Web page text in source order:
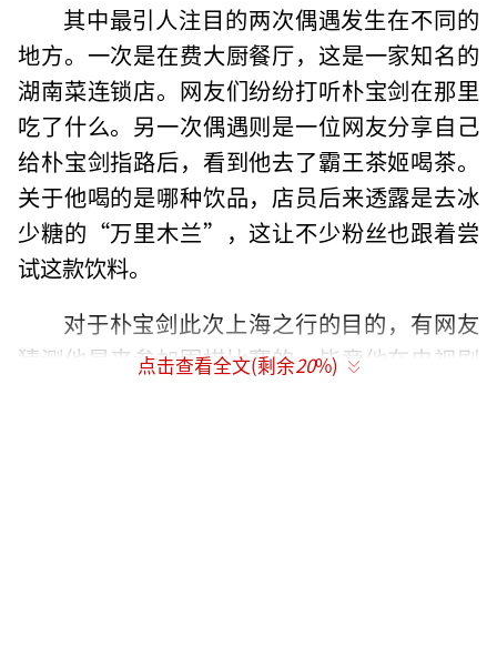
其中最引人注目的两次偶遇发生在不同的
地方。一次是在费大厨餐厅，这是一家知名的
湖南菜连锁店。网友们纷纷打听朴宝剑在那里
吃了什么。另一次偶遇则是一位网友分享自己
给朴宝剑指路后，看到他去了霸王茶姬喝茶。
关于他喝的是哪种饮品，店员后来透露是去冰
少糖的“万里木兰”，这让不少粉丝也跟着尝
试这款饮料。
对于朴宝剑此次上海之行的目的，有网友
猜测他是来参加围棋比赛的，毕竟他在电视剧
点击查看全文(剩余20%)